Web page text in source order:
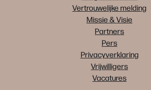
Vertrouwelijke melding
Missie & Visie
Partners
Pers
Privacyverklaring
Vrijwilligers
Vacatures